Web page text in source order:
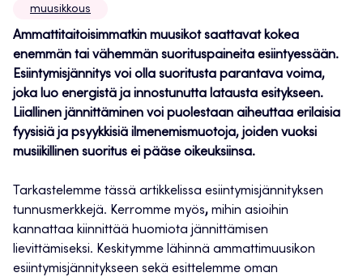
muusikkous
Ammattitaitoisimmatkin muusikot saattavat kokea
enemmän tai vähemmän suorituspaineita esiintyessään.
Esiintymisjännitys voi olla suoritusta parantava voima,
joka luo energistä ja innostunutta latausta esitykseen.
Liiallinen jännittäminen voi puolestaan aiheuttaa erilaisia
fyysisiä ja psyykkisiä ilmenemismuotoja, joiden vuoksi
musiikillinen suoritus ei pääse oikeuksiinsa.
Tarkastelemme tässä artikkelissa esiintymisjännityksen
tunnusmerkkejä. Kerromme myös, mihin asioihin
kannattaa kiinnittää huomiota jännittämisen
lievittämiseksi. Keskitymme lähinnä ammattimuusikon
esiintymisjännitykseen sekä esittelemme oman